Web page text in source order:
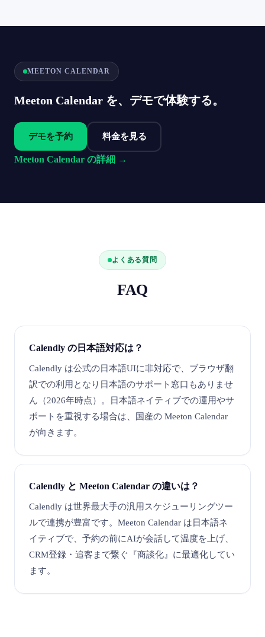
MEETON CALENDAR
Meeton Calendar を、デモで体験する。
デモを予約 料金を見る
Meeton Calendar の詳細 →
よくある質問
FAQ
Calendly の日本語対応は？
Calendly は公式の日本語UIに非対応で、ブラウザ翻
訳での利用となり日本語のサポート窓口もありませ
ん（2026年時点）。日本語ネイティブでの運用やサ
ポートを重視する場合は、国産の Meeton Calendar
が向きます。
Calendly と Meeton Calendar の違いは？
Calendly は世界最大手の汎用スケジューリングツー
ルで連携が豊富です。Meeton Calendar は日本語ネ
イティブで、予約の前にAIが会話して温度を上げ、
CRM登録・追客まで繋ぐ『商談化』に最適化してい
ます。